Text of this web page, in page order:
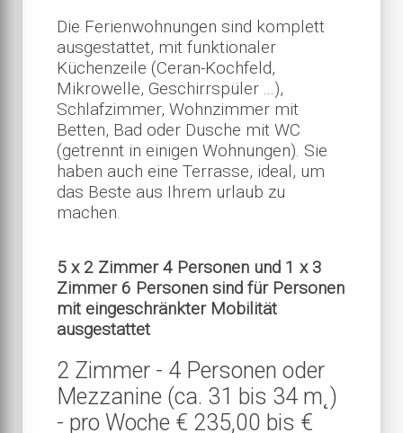
Die Ferienwohnungen sind komplett
ausgestattet, mit funktionaler
Küchenzeile (Ceran-Kochfeld,
Mikrowelle, Geschirrspüler ...),
Schlafzimmer, Wohnzimmer mit
Betten, Bad oder Dusche mit WC
(getrennt in einigen Wohnungen). Sie
haben auch eine Terrasse, ideal, um
das Beste aus Ihrem urlaub zu
machen.
5 x 2 Zimmer 4 Personen und 1 x 3
Zimmer 6 Personen sind für Personen
mit eingeschränkter Mobilität
ausgestattet
2 Zimmer - 4 Personen oder
Mezzanine (ca. 31 bis 34 m˛)
- pro Woche € 235,00 bis €